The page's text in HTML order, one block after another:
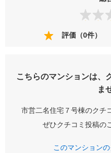
評価（0件）
こちらのマンションは、
ま
市営二名住宅７号棟のクチ
ぜひクチコミ投稿の
このマンション